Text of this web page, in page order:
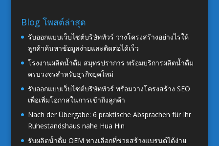
Blog โพสต์ล่าสุด
รับออกแบบเว็บไซต์บริษัททัวร์ วางโครงสร้างอย่างไรให้
ลูกค้าค้นหาข้อมูลง่ายและติดต่อได้เร็ว
โรงงานผลิตน้ำดื่ม สมุทรปราการ พร้อมบริการผลิตน้ำดื่ม
ครบวงจรสำหรับธุรกิจยุคใหม่
รับออกแบบเว็บไซต์บริษัททัวร์ พร้อมวางโครงสร้าง SEO
เพื่อเพิ่มโอกาสในการเข้าถึงลูกค้า
Nach der Übergabe: 6 praktische Absprachen für Ihr
Ruhestandshaus nahe Hua Hin
รับผลิตน้ำดื่ม OEM ทางเลือกที่ช่วยสร้างแบรนด์ได้ง่าย